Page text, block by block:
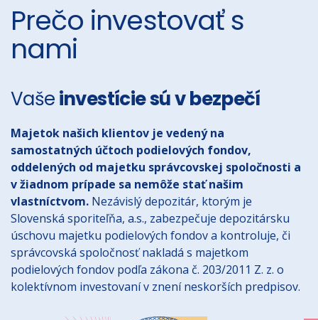
Prečo investovať s
nami
Vašeinvestície sú v bezpečí
Majetok našich klientov je vedený na
samostatných účtoch podielových fondov,
oddelených od majetku správcovskej spoločnosti a
v žiadnom prípade sa nemôže stať našim
vlastníctvom. Nezávislý depozitár, ktorým je
Slovenská sporiteľňa, a.s., zabezpečuje depozitársku
úschovu majetku podielových fondov a kontroluje, či
správcovská spoločnosť nakladá s majetkom
podielových fondov podľa zákona č. 203/2011 Z. z. o
kolektívnom investovaní v znení neskorších predpisov.